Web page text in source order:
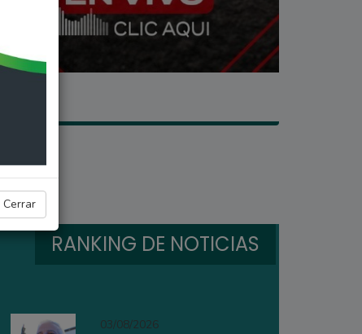
Cerrar
RANKING DE NOTICIAS
03/08/2026